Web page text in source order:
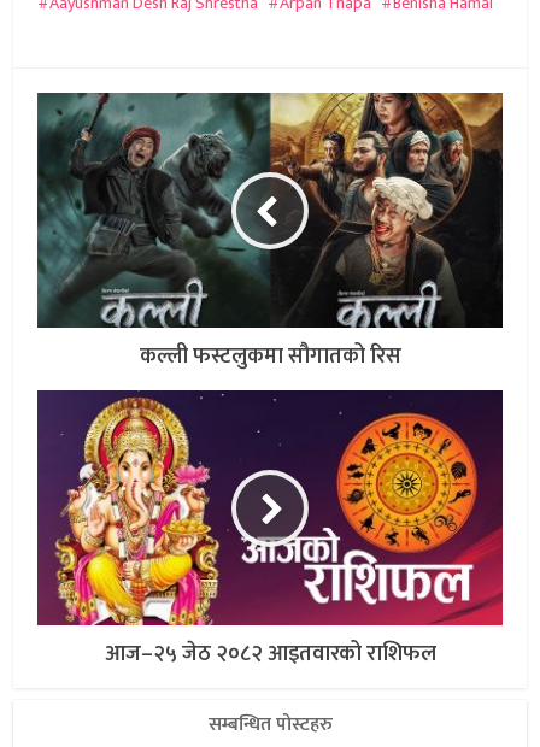
कल्ली फस्टलुकमा सौगातको रिस
आज–२५ जेठ २०८२ आइतवारको राशिफल
सम्बन्धित पोस्टहरु